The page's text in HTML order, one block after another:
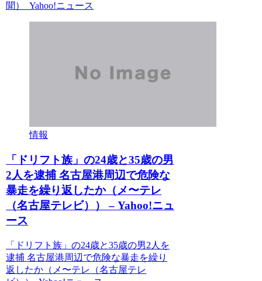
聞） Yahoo!ニュース
情報
「ドリフト族」の24歳と35歳の男
2人を逮捕 名古屋港周辺で危険な
暴走を繰り返したか（メ〜テレ
（名古屋テレビ）） – Yahoo!ニュ
ース
「ドリフト族」の24歳と35歳の男2人を
逮捕 名古屋港周辺で危険な暴走を繰り
返したか（メ〜テレ（名古屋テレ